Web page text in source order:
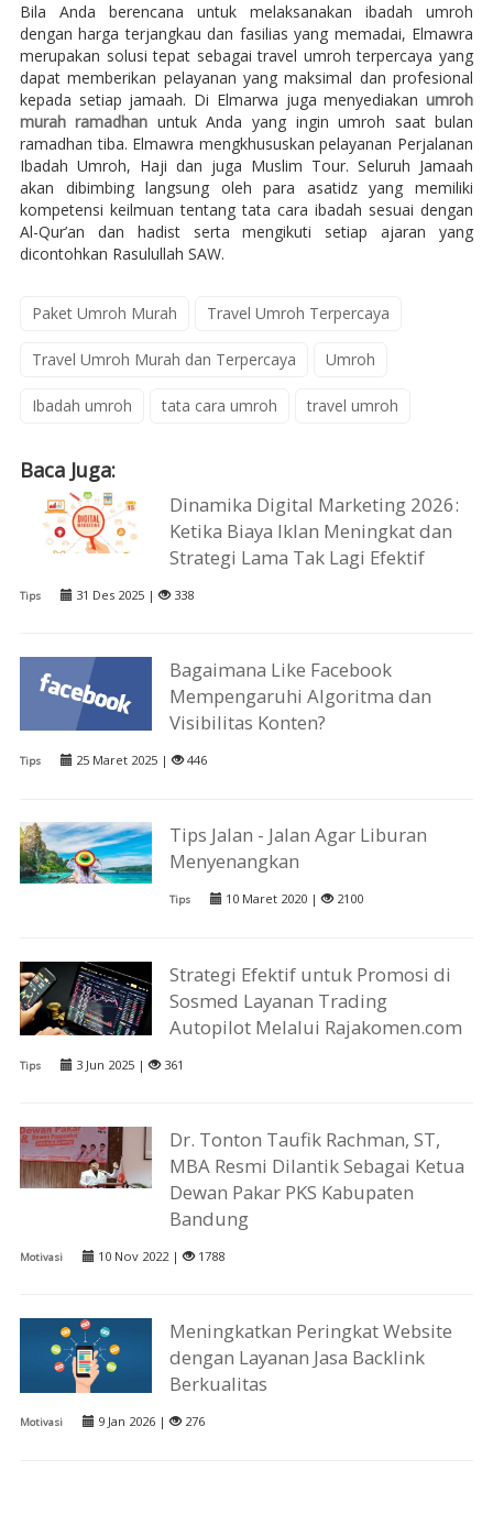
Bila Anda berencana untuk melaksanakan ibadah umroh
dengan harga terjangkau dan fasilias yang memadai, Elmawra
merupakan solusi tepat sebagai travel umroh terpercaya yang
dapat memberikan pelayanan yang maksimal dan profesional
kepada setiap jamaah. Di Elmarwa juga menyediakanumroh
murah ramadhan untuk Anda yang ingin umroh saat bulan
ramadhan tiba. Elmawra mengkhususkan pelayanan Perjalanan
Ibadah Umroh, Haji dan juga Muslim Tour. Seluruh Jamaah
akan dibimbing langsung oleh para asatidz yang memiliki
kompetensi keilmuan tentang tata cara ibadah sesuai dengan
Al-Qur’an dan hadist serta mengikuti setiap ajaran yang
dicontohkan Rasulullah SAW.
Paket Umroh Murah Travel Umroh Terpercaya
Travel Umroh Murah dan Terpercaya Umroh
Ibadah umroh tata cara umroh travel umroh
Baca Juga:
Dinamika Digital Marketing 2026:
Ketika Biaya Iklan Meningkat dan
Strategi Lama Tak Lagi Efektif
Tips 31 Des 2025 | 338
Bagaimana Like Facebook
Mempengaruhi Algoritma dan
Visibilitas Konten?
Tips 25 Maret 2025 | 446
Tips Jalan - Jalan Agar Liburan
Menyenangkan
Tips 10 Maret 2020 | 2100
Strategi Efektif untuk Promosi di
Sosmed Layanan Trading
Autopilot Melalui Rajakomen.com
Tips 3 Jun 2025 | 361
Dr. Tonton Taufik Rachman, ST,
MBA Resmi Dilantik Sebagai Ketua
Dewan Pakar PKS Kabupaten
Bandung
Motivasi 10 Nov 2022 | 1788
Meningkatkan Peringkat Website
dengan Layanan Jasa Backlink
Berkualitas
Motivasi 9 Jan 2026 | 276